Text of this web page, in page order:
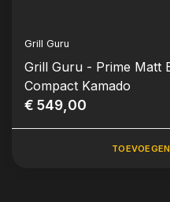
Grill Guru
Grill Guru - Prime Matt
Compact Kamado
€ 549,00
TOEVOEGEN